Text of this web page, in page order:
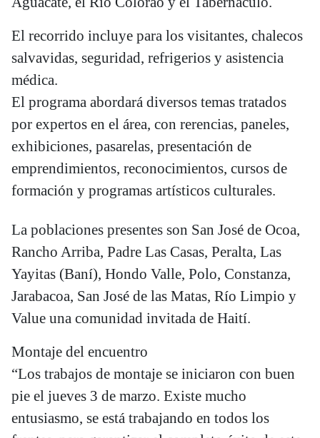
El recorrido incluye para los visitantes, chalecos
salvavidas, seguridad, refrigerios y asistencia
médica.
El programa abordará diversos temas tratados
por expertos en el área, con rerencias, paneles,
exhibiciones, pasarelas, presentación de
emprendimientos, reconocimientos, cursos de
formación y programas artísticos culturales.
La poblaciones presentes son San José de Ocoa,
Rancho Arriba, Padre Las Casas, Peralta, Las
Yayitas (Baní), Hondo Valle, Polo, Constanza,
Jarabacoa, San José de las Matas, Río Limpio y
Value una comunidad invitada de Haití.
Montaje del encuentro
“Los trabajos de montaje se iniciaron con buen
pie el jueves 3 de marzo. Existe mucho
entusiasmo, se está trabajando en todos los